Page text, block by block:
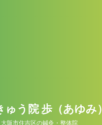
ゅう院 歩（あゆみ）
大阪市住吉区の鍼灸・整体院